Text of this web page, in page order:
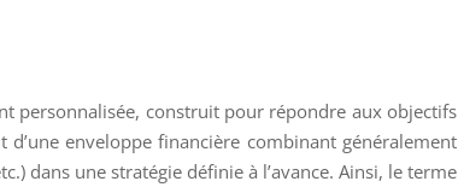
personnalisée, construit pour répondre aux objectifs
d’une enveloppe financière combinant généralement
dans une stratégie définie à l’avance. Ainsi, le terme